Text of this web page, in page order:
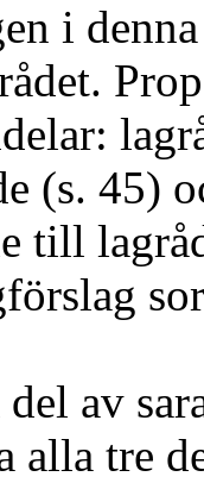
i
(s. 45)
till
av
alla tre